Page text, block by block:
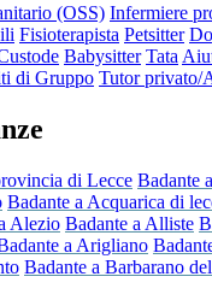
(OSS) Infermiere
Fisioterapista Petsitter
Babysitter Tata
di Gruppo Tutor privato/
di Lecce Badante
Badante a Acquarica di
Alezio Badante a Alliste
a Arigliano
Badante a Barbarano